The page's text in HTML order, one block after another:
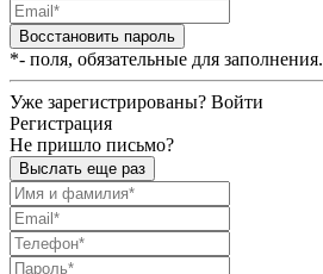
Восстановить пароль
*- поля, обязательные для заполнения.
Уже зарегистрированы? Войти
Регистрация
Не пришло письмо?
Выслать еще раз